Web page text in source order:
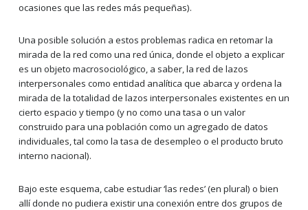
ocasiones que las redes más pequeñas).
Una posible solución a estos problemas radica en retomar la
mirada de la red como una red única, donde el objeto a explicar
es un objeto macrosociológico, a saber, la red de lazos
interpersonales como entidad analítica que abarca y ordena la
mirada de la totalidad de lazos interpersonales existentes en un
cierto espacio y tiempo (y no como una tasa o un valor
construido para una población como un agregado de datos
individuales, tal como la tasa de desempleo o el producto bruto
interno nacional).
Bajo este esquema, cabe estudiar ‘las redes’ (en plural) o bien
allí donde no pudiera existir una conexión entre dos grupos de